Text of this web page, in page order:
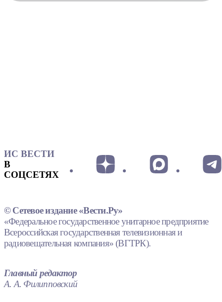
ИС ВЕСТИ
В
СОЦСЕТЯХ
© Сетевое издание «Вести.Ру»
«Федеральное государственное унитарное предприятие
Всероссийская государственная телевизионная и
радиовещательная компания» (ВГТРК).
Главный редактор
А. А. Филипповский